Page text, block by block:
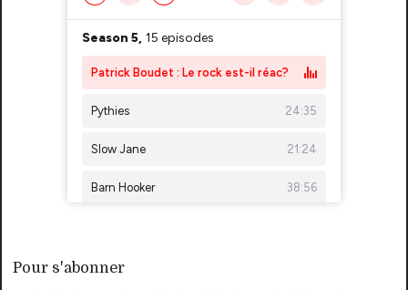
Pour s'abonner